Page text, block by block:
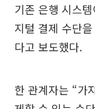
기존 은행 시스
지털 결제 수단
다고 보도했다.
한 관계자는 “가